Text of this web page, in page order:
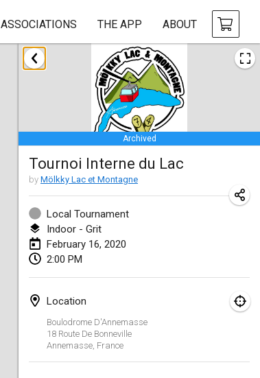
ASSOCIATIONS THE APP ABOUT
Archived
Tournoi Interne du Lac
by Mölkky Lac et Montagne
Local Tournament
Indoor - Grit
February 16, 2020
2:00 PM
Location
Boulodrome D'Annemasse
18 Route De Bonneville
Annemasse, France
January 2020
New Year's Throw Mölkky
Jan 1, 2020|Czech Republic
Tournoi Mixte ASPTTOM
Jan 11, 2020|France
Morukku tama League
Jan 12, 2020|Japan
Ystävyysturnaus
Jan 18, 2020
Jan 19, 2020
Tournoi d'Hiver